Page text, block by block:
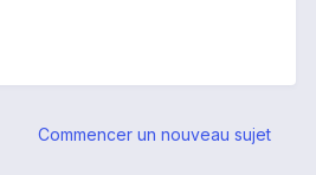
Commencer un nouveau sujet